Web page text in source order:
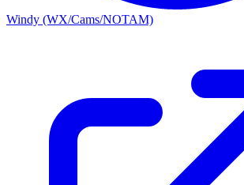
Windy (WX/Cams/NOTAM)